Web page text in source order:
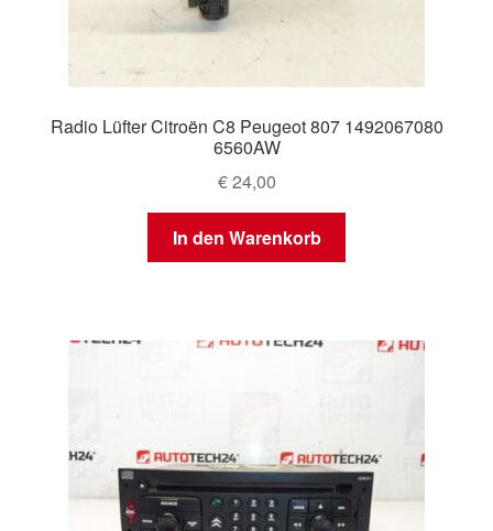
Radio Lüfter Citroën C8 Peugeot 807 1492067080
6560AW
€24,00
In den Warenkorb